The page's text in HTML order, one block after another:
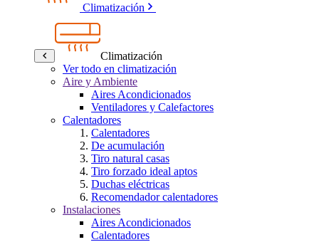
Climatización
Climatización
Ver todo en climatización
Aire y Ambiente
Aires Acondicionados
Ventiladores y Calefactores
Calentadores
Calentadores
De acumulación
Tiro natural casas
Tiro forzado ideal aptos
Duchas eléctricas
Recomendador calentadores
Instalaciones
Aires Acondicionados
Calentadores